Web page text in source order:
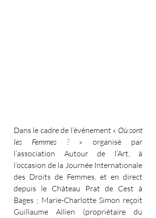
Dans le cadre de l’événement « Où sont
les Femmes ? » organisé par
l’association Autour de l’Art, à
l’occasion de la Journée Internationale
des Droits de Femmes, et en direct
depuis le Château Prat de Cest à
Bages ; Marie-Charlotte Simon reçoit
Guillaume Allien (propriétaire du